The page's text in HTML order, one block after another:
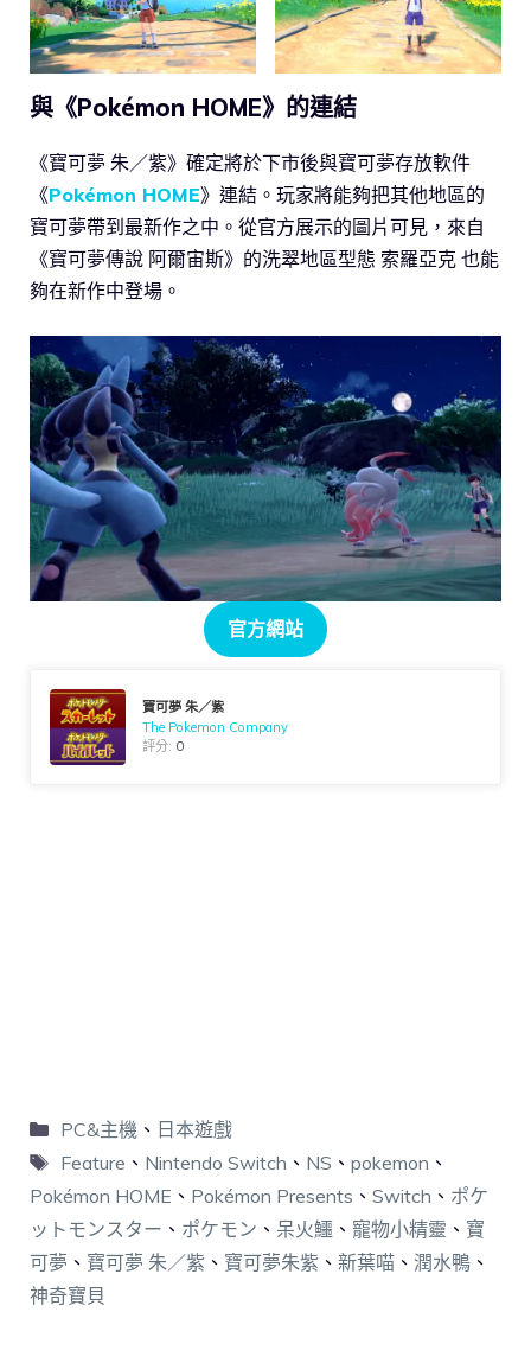
與《Pokémon HOME》的連結
《寶可夢 朱／紫》確定將於下市後與寶可夢存放軟件
《Pokémon HOME》連結。玩家將能夠把其他地區的
寶可夢帶到最新作之中。從官方展示的圖片可見，來自
《寶可夢傳說 阿爾宙斯》的洗翠地區型態 索羅亞克 也能
夠在新作中登場。
官方網站
寶可夢 朱／紫
The Pokemon Company
評分: 0
PC&主機 、 日本遊戲
Feature 、 Nintendo Switch 、 NS 、 pokemon 、
Pokémon HOME 、 Pokémon Presents 、 Switch 、 ポケ
ットモンスター 、 ポケモン 、 呆火鱷 、 寵物小精靈 、 寶
可夢 、 寶可夢 朱／紫 、 寶可夢朱紫 、 新葉喵 、 潤水鴨 、
神奇寶貝